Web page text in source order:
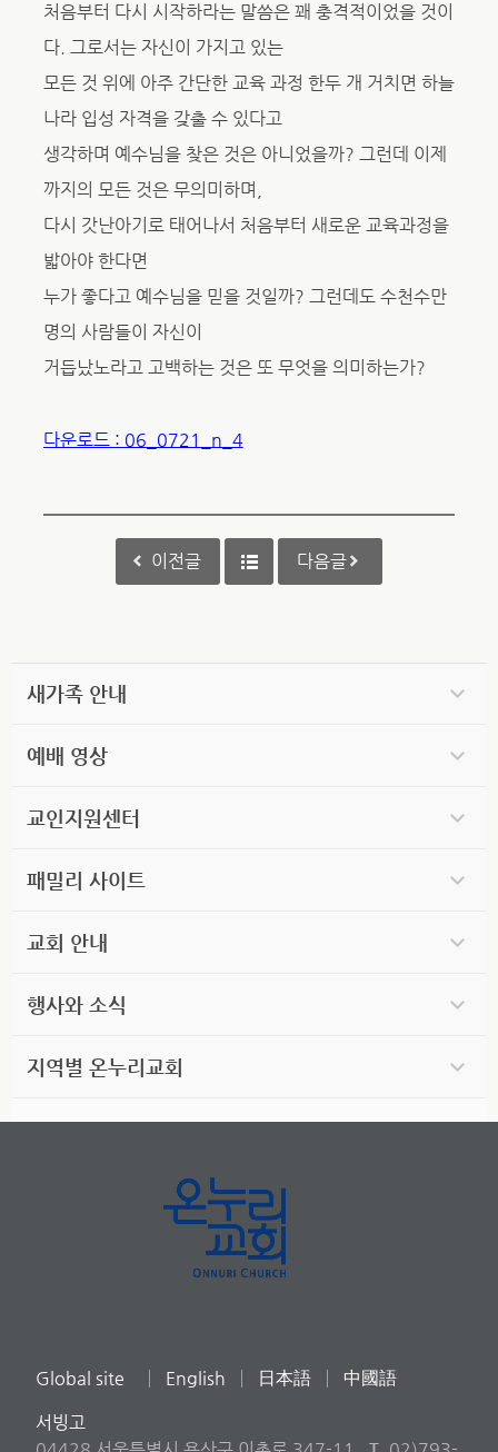
처음부터 다시 시작하라는 말씀은 꽤 충격적이었을 것이
다. 그로서는 자신이 가지고 있는
모든 것 위에 아주 간단한 교육 과정 한두 개 거치면 하늘
나라 입성 자격을 갖출 수 있다고
생각하며 예수님을 찾은 것은 아니었을까? 그런데 이제
까지의 모든 것은 무의미하며,
다시 갓난아기로 태어나서 처음부터 새로운 교육과정을
밟아야 한다면
누가 좋다고 예수님을 믿을 것일까? 그런데도 수천수만
명의 사람들이 자신이
거듭났노라고 고백하는 것은 또 무엇을 의미하는가?
다운로드 : 06_0721_n_4
이전글 다음글
새가족 안내
예배 영상
교인지원센터
패밀리 사이트
교회 안내
행사와 소식
지역별 온누리교회
Global site English 日本語 中國語
서빙고